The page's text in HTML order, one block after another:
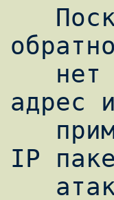
адрес
IP